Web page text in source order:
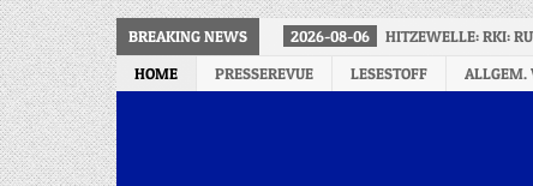
BREAKING NEWS 2026-08-06 HITZEWELLE: RKI:
HOME
PRESSEREVUE LESESTOFF ALLGEM.